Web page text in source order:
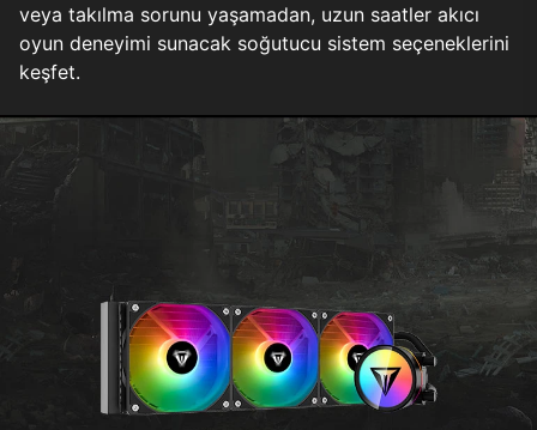
veya takılma sorunu yaşamadan, uzun saatler akıcı
oyun deneyimi sunacak soğutucu sistem seçeneklerini
keşfet.